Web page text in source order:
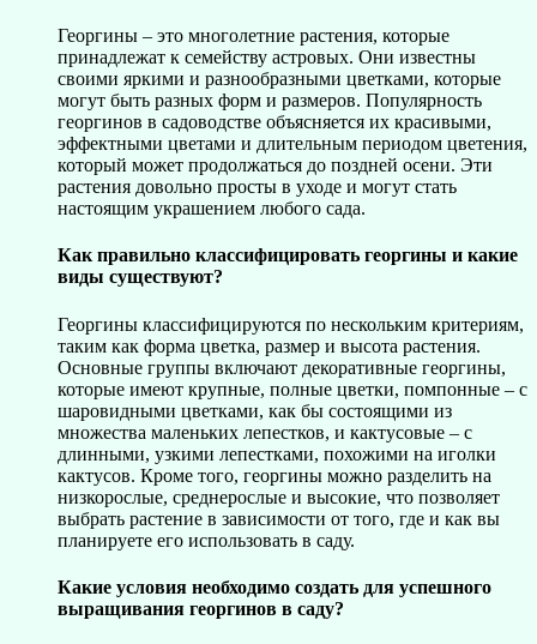
Георгины – это многолетние растения, которые
принадлежат к семейству астровых. Они известны
своими яркими и разнообразными цветками, которые
могут быть разных форм и размеров. Популярность
георгинов в садоводстве объясняется их красивыми,
эффектными цветами и длительным периодом цветения,
который может продолжаться до поздней осени. Эти
растения довольно просты в уходе и могут стать
настоящим украшением любого сада.
Как правильно классифицировать георгины и какие
виды существуют?
Георгины классифицируются по нескольким критериям,
таким как форма цветка, размер и высота растения.
Основные группы включают декоративные георгины,
которые имеют крупные, полные цветки, помпонные – с
шаровидными цветками, как бы состоящими из
множества маленьких лепестков, и кактусовые – с
длинными, узкими лепестками, похожими на иголки
кактусов. Кроме того, георгины можно разделить на
низкорослые, среднерослые и высокие, что позволяет
выбрать растение в зависимости от того, где и как вы
планируете его использовать в саду.
Какие условия необходимо создать для успешного
выращивания георгинов в саду?